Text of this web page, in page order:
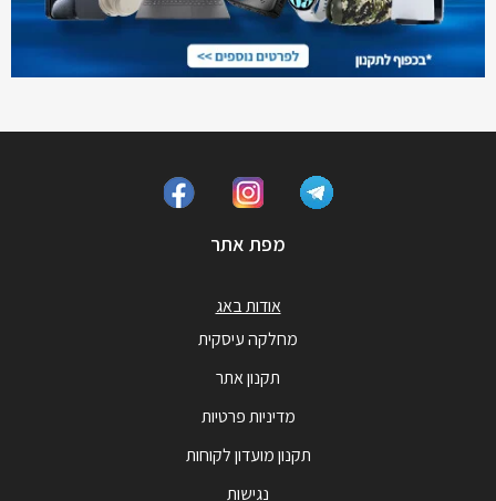
מפת אתר
אודות באג
מחלקה עיסקית
תקנון אתר
מדיניות פרטיות
תקנון מועדון לקוחות
נגישות